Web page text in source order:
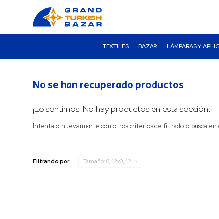
TEXTILES BAZAR LÁMPARAS Y
No se han recuperado productos
¡Lo sentimos! No hay productos en esta sección.
Inténtalo nuevamente con otros criterios de filtrado o busca en
Filtrando por: Tamaño: 0,42x0,42